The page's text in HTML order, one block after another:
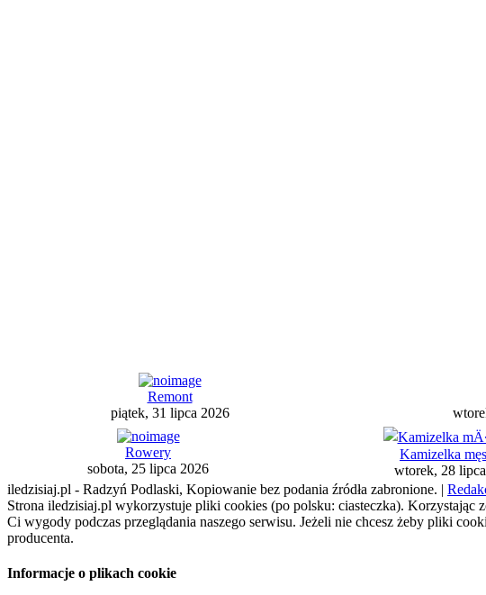
Remont
piątek, 31 lipca 2026
Rowery
sobota, 25 lipca 2026
Kamizelka
wtorek, 28
iledzisiaj.pl - Radzyń Podlaski, Kopiowanie bez podania źródła zabronione. |
Strona iledzisiaj.pl wykorzystuje pliki cookies (po polsku: ciasteczka). Korzystając
Ci wygody podczas przeglądania naszego serwisu. Jeżeli nie chcesz żeby pliki
producenta.
Informacje o plikach cookie